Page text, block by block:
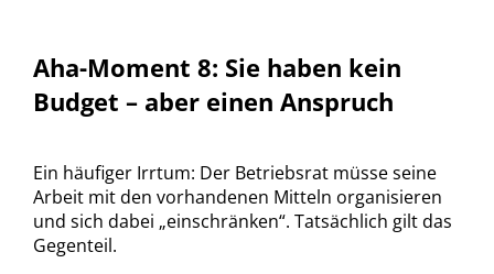
Aha-Moment 8: Sie haben kein
Budget – aber einen Anspruch
Ein häufiger Irrtum: Der Betriebsrat müsse seine
Arbeit mit den vorhandenen Mitteln organisieren
und sich dabei „einschränken“. Tatsächlich gilt das
Gegenteil.